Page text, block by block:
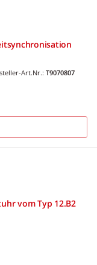
Art.Nr.: T9070807
vom Typ 12.B2